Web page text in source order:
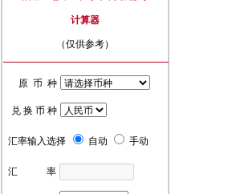
计算器
（仅供参考）
原 币 种
兑 换 币 种
汇率输入选择 自动 手动
汇 率